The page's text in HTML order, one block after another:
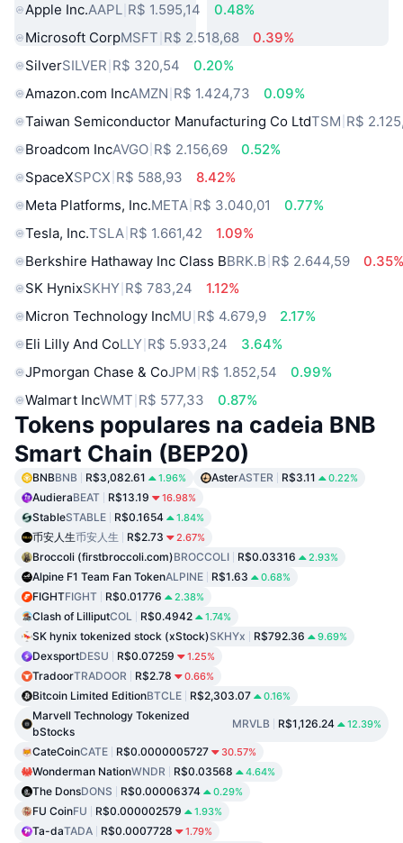
Apple Inc.AAPL R$ 1.595,14
0.48%
Microsoft CorpMSFT R$ 2.518,68
0.39%
SilverSILVER R$ 320,54
0.20%
Amazon.com IncAMZN R$ 1.424,73
0.09%
Taiwan Semiconductor Manufacturing Co LtdTSM R$
Broadcom IncAVGO R$ 2.156,69
0.52%
SpaceXSPCX R$ 588,93
8.42%
Meta Platforms, Inc.META R$ 3.040,01
0.77%
Tesla, Inc.TSLA R$ 1.661,42
1.09%
Berkshire Hathaway Inc Class BBRK.B R$ 2.644,59
SK HynixSKHY R$ 783,24
1.12%
Micron Technology IncMU R$ 4.679,9
2.17%
Eli Lilly And CoLLY R$ 5.933,24
3.64%
JPmorgan Chase & CoJPM R$ 1.852,54
0.99%
Walmart IncWMT R$ 577,33 0.87%
Tokens populares na cadeia BNB
Smart Chain (BEP20)
BNBBNB R$3,082.61 1.96% AsterASTER R$3.11 0.22%
AudieraBEAT R$13.19 16.98%
StableSTABLE R$0.1654 1.84%
币安人生币安人生 R$2.73 2.67%
Broccoli (firstbroccoli.com)BROCCOLI R$0.03316 2.93%
Alpine F1 Team Fan TokenALPINE R$1.63 0.68%
FIGHTFIGHT R$0.01776 2.38%
Clash of LilliputCOL R$0.4942 1.74%
SK hynix tokenized stock (xStock)SKHYx R$792.36 9.69%
DexsportDESU R$0.07259 1.25%
TradoorTRADOOR R$2.78 0.66%
Bitcoin Limited EditionBTCLE R$2,303.07 0.16%
Marvell Technology Tokenized
bStocks
MRVLB R$1,126.24 12.39%
CateCoinCATE R$0.0000005727 30.57%
Wonderman NationWNDR R$0.03568 4.64%
The DonsDONS R$0.00006374 0.29%
FU CoinFU R$0.000002579 1.93%
Ta-daTADA R$0.0007728 1.79%